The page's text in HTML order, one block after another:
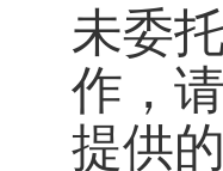
未委
作，
提供